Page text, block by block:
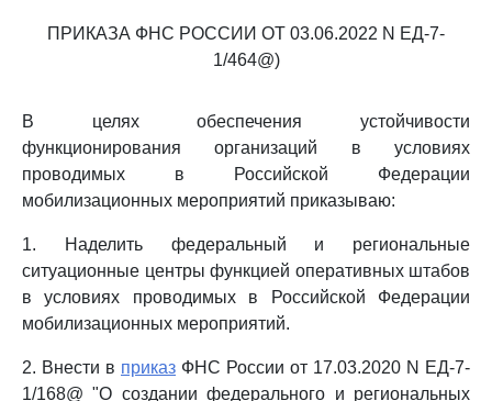
ПРИКАЗА ФНС РОССИИ ОТ 03.06.2022 N ЕД-7-
1/464@)
В целях обеспечения устойчивости
функционирования организаций в условиях
проводимых в Российской Федерации
мобилизационных мероприятий приказываю:
1. Наделить федеральный и региональные
ситуационные центры функцией оперативных штабов
в условиях проводимых в Российской Федерации
мобилизационных мероприятий.
2. Внести в приказ ФНС России от 17.03.2020 N ЕД-7-
1/168@ "О создании федерального и региональных